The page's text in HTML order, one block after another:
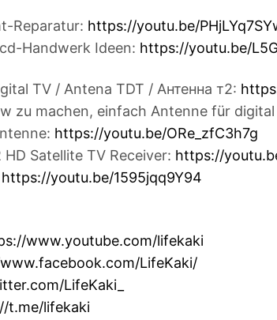
Reparatur: https://youtu.be/
Handwerk Ideen: https://youtu.be/
TV / Antena TDT / Антенна т2:
zu machen, einfach Antenne für digital
https://youtu.be/ORe_zfC3h7g
Satellite TV Receiver: https://
https://youtu.be/1595jqq9Y94
www.youtube.com/lifekaki
LifeKaki/
LifeKaki_
t.me/lifekaki